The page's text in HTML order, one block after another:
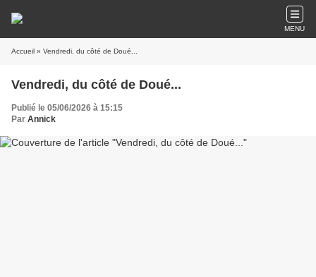
MENU
Accueil » Vendredi, du côté de Doué...
Vendredi, du côté de Doué...
Publié le 05/06/2026 à 15:15
Par Annick